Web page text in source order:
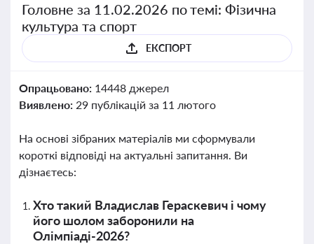
Головне за 11.02.2026 по темі: Фізична
культура та спорт
ЕКСПОРТ
Опрацьовано: 14448 джерел
Виявлено: 29 публікацій за 11 лютого
На основі зібраних матеріалів ми сформували
короткі відповіді на актуальні запитання. Ви
дізнаєтесь:
Хто такий Владислав Гераскевич і чому
його шолом заборонили на
Олімпіаді-2026?